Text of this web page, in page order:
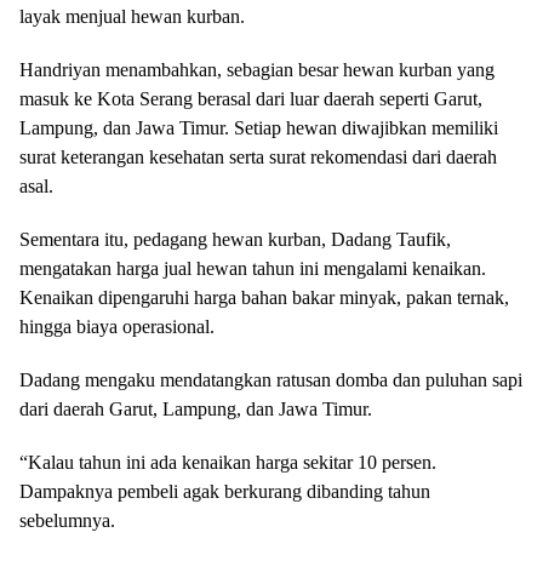
layak menjual hewan kurban.
Handriyan menambahkan, sebagian besar hewan kurban yang
masuk ke Kota Serang berasal dari luar daerah seperti Garut,
Lampung, dan Jawa Timur. Setiap hewan diwajibkan memiliki
surat keterangan kesehatan serta surat rekomendasi dari daerah
asal.
Sementara itu, pedagang hewan kurban, Dadang Taufik,
mengatakan harga jual hewan tahun ini mengalami kenaikan.
Kenaikan dipengaruhi harga bahan bakar minyak, pakan ternak,
hingga biaya operasional.
Dadang mengaku mendatangkan ratusan domba dan puluhan sapi
dari daerah Garut, Lampung, dan Jawa Timur.
“Kalau tahun ini ada kenaikan harga sekitar 10 persen.
Dampaknya pembeli agak berkurang dibanding tahun
sebelumnya.